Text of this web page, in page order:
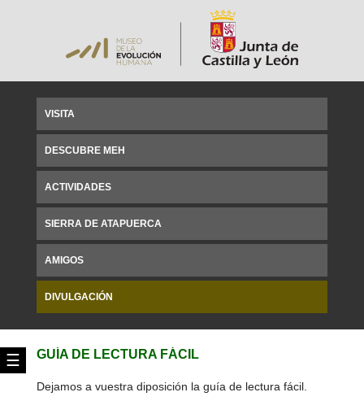
☰
VISITA
DESCUBRE MEH
ACTIVIDADES
SIERRA DE ATAPUERCA
AMIGOS
DIVULGACIÓN
GUÍA DE LECTURA FÁCIL
Dejamos a vuestra diposición la guía de lectura fácil.